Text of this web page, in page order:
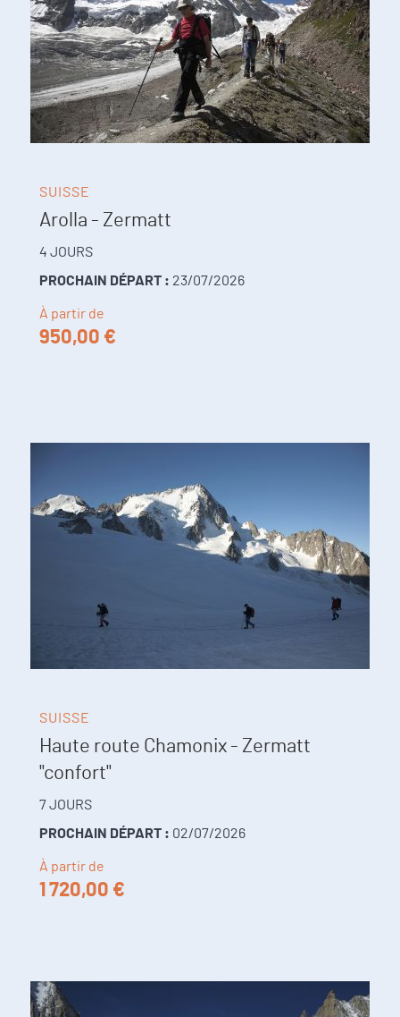
SUISSE
Arolla - Zermatt
4 JOURS
PROCHAIN DÉPART : 23/07/2026
À partir de
950,00 €
SUISSE
Haute route Chamonix - Zermatt
"confort"
7 JOURS
PROCHAIN DÉPART : 02/07/2026
À partir de
1 720,00 €